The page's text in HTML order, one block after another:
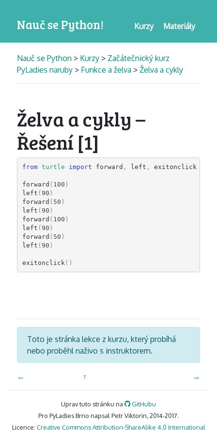
Nauč se Python! Materiály
Kurzy
Nauč se Python > Kurzy > Začátečnický kurz
PyLadies naruby > Funkce a želva > Želva a cykly
Želva a cykly –
Řešení [1]
from turtle import forward , left , exitonclick
forward ( 100 )
left ( 90 )
forward ( 50 )
left ( 90 )
forward ( 100 )
left ( 90 )
forward ( 50 )
left ( 90 )
exitonclick ()
Toto je stránka lekce z kurzu, který probíhá
nebo proběhl naživo s instruktorem.
← ↑ →
Uprav tuto stránku na
GitHubu
Pro PyLadies Brno napsal Petr Viktorin, 2014-2017.
Licence: Creative Commons Attribution-ShareAlike 4.0 International